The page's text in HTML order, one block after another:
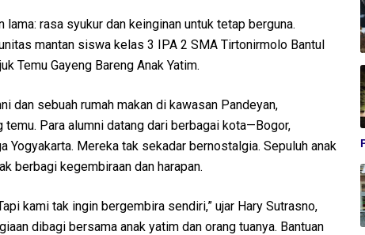
rasa syukur dan keinginan untuk tetap berguna.
mantan siswa kelas 3 IPA 2 SMA Tirtonirmolo Bantul
Temu Gayeng Bareng Anak Yatim.
dan sebuah rumah makan di kawasan Pandeyan,
temu. Para alumni datang dari berbagai kota—Bogor,
Yogyakarta. Mereka tak sekadar bernostalgia. Sepuluh anak
berbagi kegembiraan dan harapan.
kami tak ingin bergembira sendiri,” ujar Hary Sutrasno,
dibagi bersama anak yatim dan orang tuanya. Bantuan